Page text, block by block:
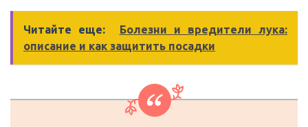
Читайте еще:
Болезни и вредители лука:
описание и как защитить посадки